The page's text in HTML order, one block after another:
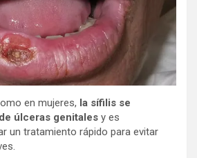
en mujeres, la sífilis se
úlceras genitales y es
un tratamiento rápido para evitar